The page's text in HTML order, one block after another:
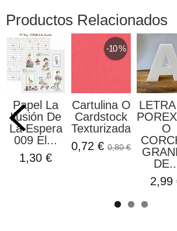
Productos Relacionados
Papel La
Ilusión De
La Espera
009 El...
1,30 €
-10 %
Cartulina O
Cardstock
Texturizada...
0,72 € 0,80 €
O
2,99